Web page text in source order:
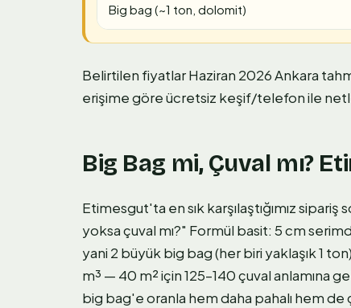
Big bag (~1 ton, dolomit)
Belirtilen fiyatlar Haziran 2026 Ankara
erişime göre ücretsiz keşif/telefon ile
Big Bag mi, Çuval mı?
Etimesgut'ta en sık karşılaştığımız
yoksa çuval mı?" Formül basit: 5 cm
yani 2 büyük big bag (her biri yaklaşık 1
m³ — 40 m² için 125–140 çuval anlamına
big bag'e oranla hem daha pahalı hem